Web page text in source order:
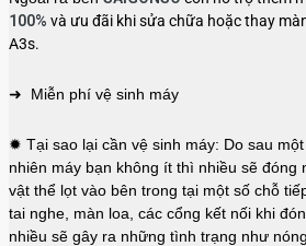
100% và ưu đãi khi sửa chữa hoặc thay
A3s.
➜ Miễn phí vệ sinh máy
✹ Tại sao lại cần vệ sinh máy: Do sau
nhiên máy bạn không ít thì nhiều sẽ đóng
vật thể lọt vào bên trong tại một số chỗ
tai nghe, màn loa, các cổng kết nối khi
nhiều sẽ gây ra những tình trạng như